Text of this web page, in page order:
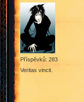
Příspěvků: 283
Veritas vincit.